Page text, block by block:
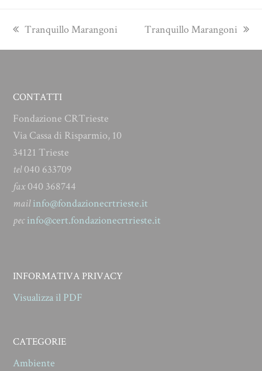
previous
Tranquillo Marangoni
next
Tranquillo Marangoni
CONTATTI
Fondazione CRTrieste
Via Cassa di Risparmio, 10
34121 Trieste
tel040 633709
fax040 368744
mailinfo@fondazionecrtrieste.it
pecinfo@cert.fondazionecrtrieste.it
INFORMATIVA PRIVACY
Visualizza il PDF
CATEGORIE
Ambiente